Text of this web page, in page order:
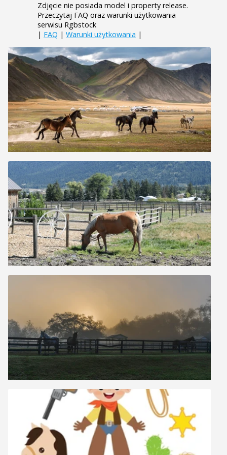
Zdjęcie nie posiada model i property release.
Przeczytaj FAQ oraz warunki użytkowania
serwisu Rgbstock
| FAQ | Warunki użytkowania |